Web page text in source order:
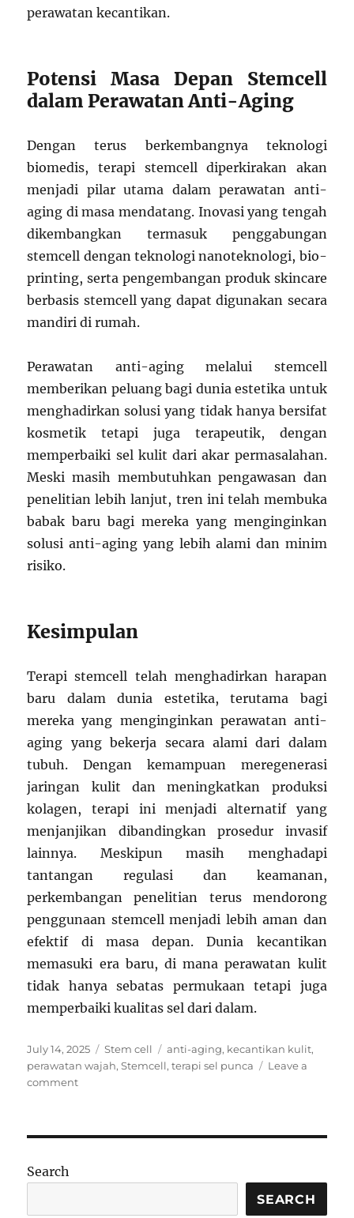
perawatan kecantikan.
Potensi Masa Depan Stemcell
dalam Perawatan Anti-Aging
Dengan terus berkembangnya teknologi
biomedis, terapi stemcell diperkirakan akan
menjadi pilar utama dalam perawatan anti-
aging di masa mendatang. Inovasi yang tengah
dikembangkan termasuk penggabungan
stemcell dengan teknologi nanoteknologi, bio-
printing, serta pengembangan produk skincare
berbasis stemcell yang dapat digunakan secara
mandiri di rumah.
Perawatan anti-aging melalui stemcell
memberikan peluang bagi dunia estetika untuk
menghadirkan solusi yang tidak hanya bersifat
kosmetik tetapi juga terapeutik, dengan
memperbaiki sel kulit dari akar permasalahan.
Meski masih membutuhkan pengawasan dan
penelitian lebih lanjut, tren ini telah membuka
babak baru bagi mereka yang menginginkan
solusi anti-aging yang lebih alami dan minim
risiko.
Kesimpulan
Terapi stemcell telah menghadirkan harapan
baru dalam dunia estetika, terutama bagi
mereka yang menginginkan perawatan anti-
aging yang bekerja secara alami dari dalam
tubuh. Dengan kemampuan meregenerasi
jaringan kulit dan meningkatkan produksi
kolagen, terapi ini menjadi alternatif yang
menjanjikan dibandingkan prosedur invasif
lainnya. Meskipun masih menghadapi
tantangan regulasi dan keamanan,
perkembangan penelitian terus mendorong
penggunaan stemcell menjadi lebih aman dan
efektif di masa depan. Dunia kecantikan
memasuki era baru, di mana perawatan kulit
tidak hanya sebatas permukaan tetapi juga
memperbaiki kualitas sel dari dalam.
Posted
on
July 14, 2025 Categories
Stem cell Tags
anti-aging, kecantikan kulit,
perawatan wajah,Stemcell,terapi sel punca
Leave a
commenton
Baru
Terapi
Search
SEARCH